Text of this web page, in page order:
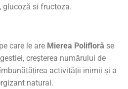
glucoză si fructoza.
care le are Mierea Polifloră se
creșterea numărului de
activității inimii și a
natural.